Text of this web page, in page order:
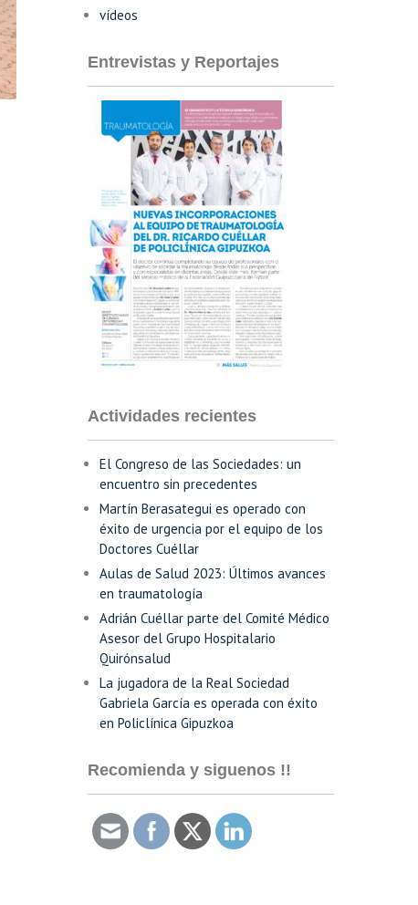
vídeos
Entrevistas y Reportajes
Actividades recientes
El Congreso de las Sociedades: un
encuentro sin precedentes
Martín Berasategui es operado con
éxito de urgencia por el equipo de los
Doctores Cuéllar
Aulas de Salud 2023: Últimos avances
en traumatología
Adrián Cuéllar parte del Comité Médico
Asesor del Grupo Hospitalario
Quirónsalud
La jugadora de la Real Sociedad
Gabriela García es operada con éxito
en Policlínica Gipuzkoa
Recomienda y siguenos !!